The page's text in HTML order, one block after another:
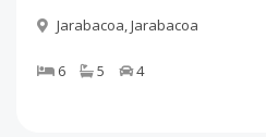
Jarabacoa,Jarabacoa
6 5 4